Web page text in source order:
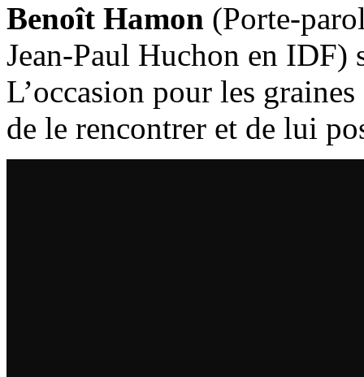
Benoît Hamon (Porte-
Jean-Paul Huchon en IDF)
L’occasion pour les
de le rencontrer et de lui